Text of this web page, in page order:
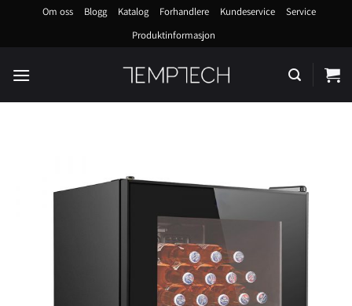
Om oss Blogg Katalog Forhandlere Kundeservice
Service
Produktinformasjon